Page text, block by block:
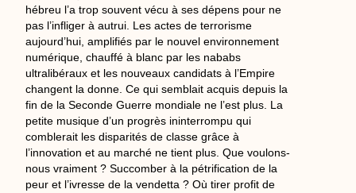
hébreu l’a trop souvent vécu à ses dépens pour ne
pas l’infliger à autrui. Les actes de terrorisme
aujourd’hui, amplifiés par le nouvel environnement
numérique, chauffé à blanc par les nababs
ultralibéraux et les nouveaux candidats à l’Empire
changent la donne. Ce qui semblait acquis depuis la
fin de la Seconde Guerre mondiale ne l’est plus. La
petite musique d’un progrès ininterrompu qui
comblerait les disparités de classe grâce à
l’innovation et au marché ne tient plus. Que voulons-
nous vraiment ? Succomber à la pétrification de la
peur et l’ivresse de la vendetta ? Où tirer profit de